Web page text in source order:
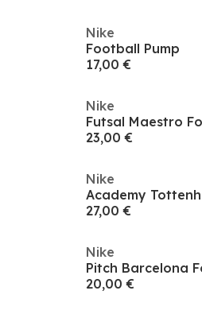
Nike
Football Pump
17,00 €
Nike
Futsal Maestro
23,00 €
Nike
Academy
27,00 €
Nike
Pitch Barcelona
20,00 €